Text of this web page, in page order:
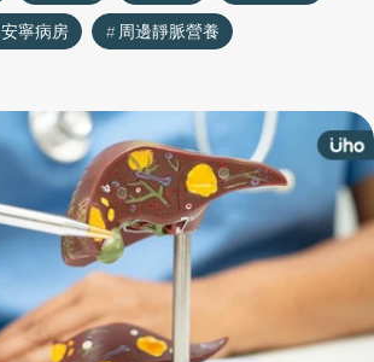
安寧病房
周邊靜脈營養